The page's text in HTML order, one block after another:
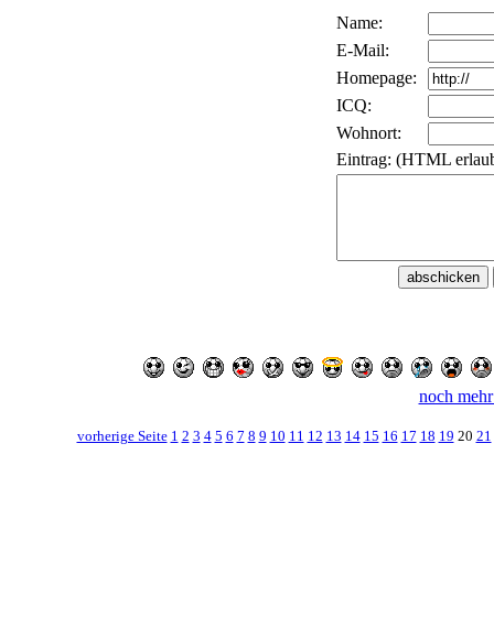
Name:
E-Mail:
Homepage:
ICQ:
Wohnort:
Eintrag: (HTML
noch
vorherige Seite 1 2 3 4 5 6 7 8 9 10 11 12 13 14 15 16 17 18 19 20 21